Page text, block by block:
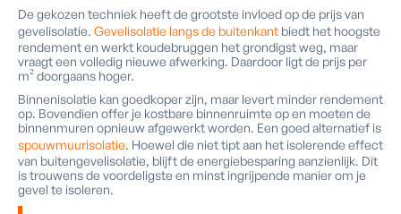
De gekozen techniek heeft de grootste invloed op de prijs van
gevelisolatie. Gevelisolatie langs de buitenkant biedt het hoogste
rendement en werkt koudebruggen het grondigst weg, maar
vraagt een volledig nieuwe afwerking. Daardoor ligt de prijs per
m² doorgaans hoger.
Binnenisolatie kan goedkoper zijn, maar levert minder rendement
op. Bovendien offer je kostbare binnenruimte op en moeten de
binnenmuren opnieuw afgewerkt worden. Een goed alternatief is
spouwmuurisolatie. Hoewel die niet tipt aan het isolerende effect
van buitengevelisolatie, blijft de energiebesparing aanzienlijk. Dit
is trouwens de voordeligste en minst ingrijpende manier om je
gevel te isoleren.